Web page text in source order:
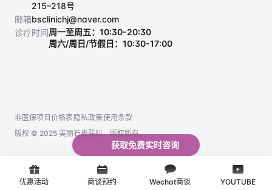
215–218号
邮箱bsclinichj@naver.com
诊疗时间周一至周五：10:30-20:30
周六/周日/节假日：10:30-17:00
版权 © 2025 美丽石皮肤科。版权所有。
非医保项目价格表
非医保项目价格表
隐私政策
隐私政策
使用条款
使用条款
优惠活动 商谈预约 Wechat商谈 YOUTUBE
获取免费实时咨询